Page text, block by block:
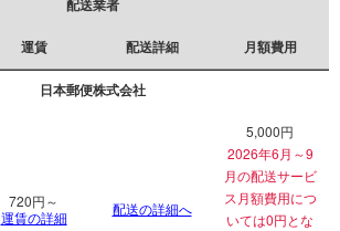
配送業者
運賃 配送詳細 月額費用
日本郵便株式会社
720円～
運賃の詳細
配送の詳細へ
5,000円
2026年6月～9
月の配送サービ
ス月額費用につ
いては0円とな